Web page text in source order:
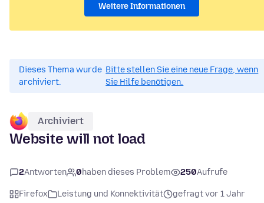
Weitere Informationen
Dieses Thema wurde
archiviert.
Bitte stellen Sie eine neue Frage, wenn
Sie Hilfe benötigen.
Archiviert
Website will not load
2Antworten 0haben dieses Problem 250Aufrufe
Firefox Leistung und Konnektivität
gefragt vor 1 Jahr